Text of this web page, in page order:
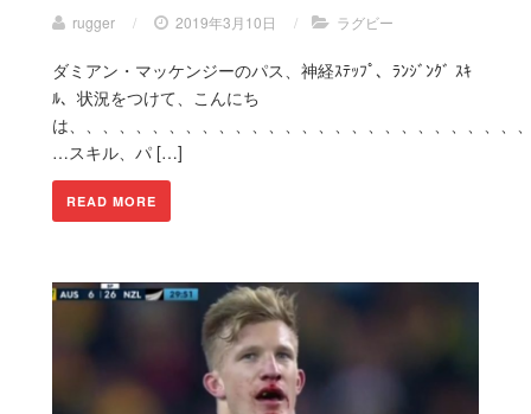
rugger / 2019年3月10日 / ラグビー
ダミアン・マッケンジーのパス、神経ｽﾃｯﾌﾟ、ﾗﾝｼﾞﾝｸﾞ ｽｷ
ﾙ、状況をつけて、こんにち
は、、、、、、、、、、、、、、、、、、、、、、、、、、、
…スキル、パ […]
READ MORE